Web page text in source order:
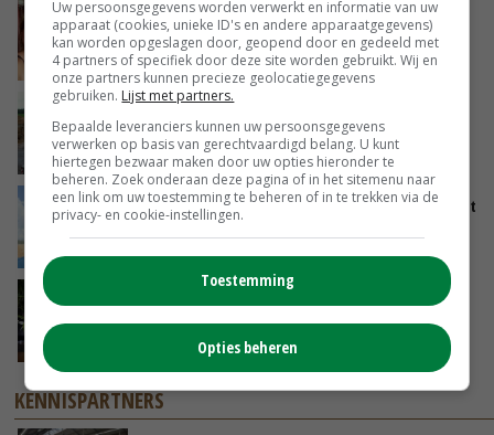
Danique in Canada: ‘Superveel schik gehad
tijdens stage’
04-08-2026
POAH!: Fendt 1042
01-08-2026
Oekraïne-vlogger Kees Huizinga: ‘Tarwe wordt
geperst, koeien hebben stro nodig’
‘Stikstofbrief hoeft niet van tafel, maar moet
wel worden aangepast’
KENNISPARTNERS
Uw persoonsgegevens worden verwerkt en informatie van uw
apparaat (cookies, unieke ID's en andere apparaatgegevens)
kan worden opgeslagen door, geopend door en gedeeld met
4 partners of specifiek door deze site worden gebruikt. Wij en
onze partners kunnen precieze geolocatiegegevens
gebruiken. Lijst met partners.
Bepaalde leveranciers kunnen uw persoonsgegevens
verwerken op basis van gerechtvaardigd belang. U kunt
hiertegen bezwaar maken door uw opties hieronder te
beheren. Zoek onderaan deze pagina of in het sitemenu naar
een link om uw toestemming te beheren of in te trekken via de
privacy- en cookie-instellingen.
Toestemming
Opties beheren